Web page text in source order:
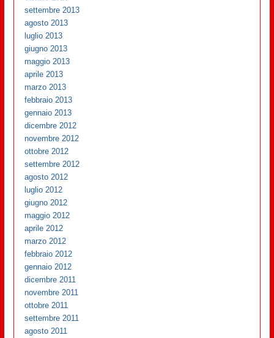
settembre 2013
agosto 2013
luglio 2013
giugno 2013
maggio 2013
aprile 2013
marzo 2013
febbraio 2013
gennaio 2013
dicembre 2012
novembre 2012
ottobre 2012
settembre 2012
agosto 2012
luglio 2012
giugno 2012
maggio 2012
aprile 2012
marzo 2012
febbraio 2012
gennaio 2012
dicembre 2011
novembre 2011
ottobre 2011
settembre 2011
agosto 2011